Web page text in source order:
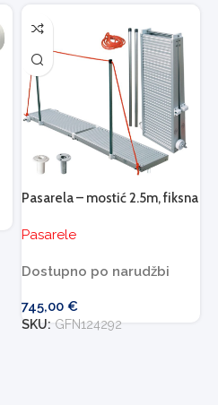
Pasarela – mostić 2.5m, fiksna
Pasarele
Dostupno po narudžbi
745,00 €
SKU: GFN124292